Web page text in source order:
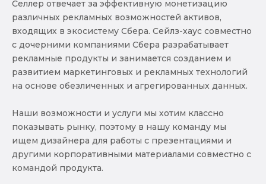
Селлер отвечает за эффективную монетизацию
различных рекламных возможностей активов,
входящих в экосистему Сбера. Сейлз-хаус совместно
с дочерними компаниями Сбера разрабатывает
рекламные продукты и занимается созданием и
развитием маркетинговых и рекламных технологий
на основе обезличенных и агрегированных данных.
Наши возможности и услуги мы хотим классно
показывать рынку, поэтому в нашу команду мы
ищем дизайнера для работы с презентациями и
другими корпоративными материалами совместно с
командой продукта.